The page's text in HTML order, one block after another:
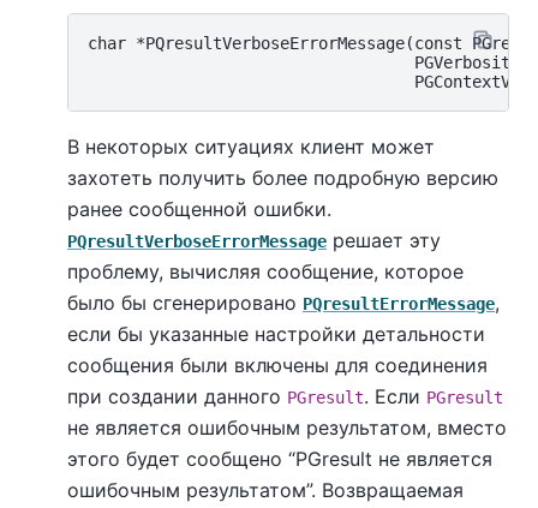
char *PQresultVerboseErrorMessage(const
PGVerbosity
В некоторых ситуациях клиент может
захотеть получить более подробную версию
ранее сообщенной ошибки.
PQresultVerboseErrorMessage решает эту
проблему, вычисляя сообщение, которое
было бы сгенерировано PQresultErrorMessage,
если бы указанные настройки детальности
сообщения были включены для соединения
при создании данного PGresult. Если PGresult
не является ошибочным результатом, вместо
этого будет сообщено “PGresult не является
ошибочным результатом”. Возвращаемая